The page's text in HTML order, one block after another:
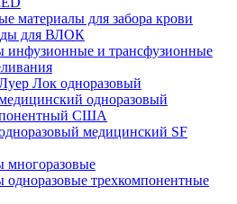
материалы для забора крови
для ВЛОК
инфузионные и трансфузионные
Лок одноразовый
одноразовый
США
медицинский SF
трехкомпонентные